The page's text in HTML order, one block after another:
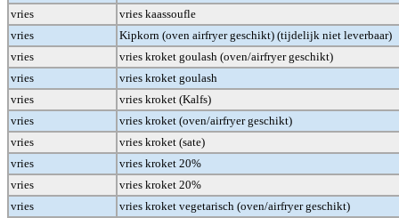
vries
vries kaassoufle
vries
Kipkorn (oven airfryer geschikt) (tijdelijk niet leverbaar)
vries
vries kroket goulash (oven/airfryer geschikt)
vries
vries kroket goulash
vries
vries kroket (Kalfs)
vries
vries kroket (oven/airfryer geschikt)
vries
vries kroket (sate)
vries
vries kroket 20%
vries
vries kroket 20%
vries
vries kroket vegetarisch (oven/airfryer geschikt)